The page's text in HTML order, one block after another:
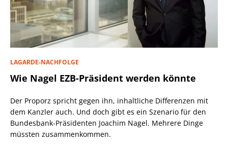
LAGARDE-NACHFOLGE
Wie Nagel EZB-Präsident werden könnte
Der Proporz spricht gegen ihn, inhaltliche Differenzen mit
dem Kanzler auch. Und doch gibt es ein Szenario für den
Bundesbank-Präsidenten Joachim Nagel. Mehrere Dinge
müssten zusammenkommen.